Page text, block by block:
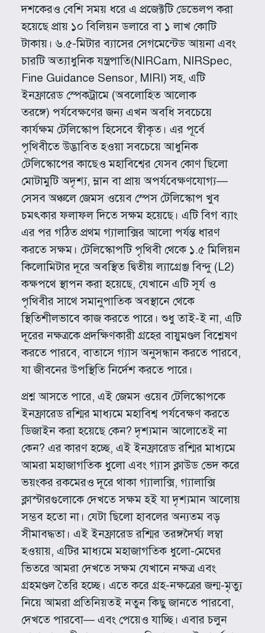
দশকেরও বেশি সময় ধরে এ প্রজেক্টটি ডেভেলপ করা
হয়েছে প্রায় ১০ বিলিয়ন ডলারে বা ১ লাখ কোটি
টাকায়। ৬.৫-মিটার ব্যাসের সেগমেন্টেড আয়না এবং
চারটি অত্যাধুনিক যন্ত্রপাতি(NIRCam, NIRSpec,
Fine Guidance Sensor, MIRI) সহ, এটি
ইনফ্রারেড স্পেকট্রামে (অবলোহিত আলোক
তরঙ্গে) পর্যবেক্ষণের জন্য এখন অবধি সবচেয়ে
কার্যক্ষম টেলিস্কোপ হিসেবে স্বীকৃত। এর পূর্বে
পৃথিবীতে উদ্ভাবিত হওয়া সবচেয়ে আধুনিক
টেলিস্কোপের কাছেও মহাবিশ্বের যেসব কোণ ছিলো
মোটামুটি অদৃশ্য, ম্লান বা প্রায় অপর্যবেক্ষণযোগ্য—
সেসব অঞ্চলে জেমস ওয়েব স্পেস টেলিস্কোপ খুব
চমৎকার ফলাফল দিতে সক্ষম হয়েছে। এটি বিগ ব্যাং
এর পর গঠিত প্রথম গ্যালাক্সির আলো পর্যন্ত ধারণ
করতে সক্ষম। টেলিস্কোপটি পৃথিবী থেকে ১.৫ মিলিয়ন
কিলোমিটার দূরে অবস্থিত দ্বিতীয় ল্যাগ্রেঞ্জ বিন্দু (L2)
কক্ষপথে স্থাপন করা হয়েছে, যেখানে এটি সূর্য ও
পৃথিবীর সাথে সমানুপাতিক অবস্থানে থেকে
স্থিতিশীলভাবে কাজ করতে পারে। শুধু তাই-ই না, এটি
দূরের নক্ষত্রকে প্রদক্ষিণকারী গ্রহের বায়ুমণ্ডল বিশ্লেষণ
করতে পারবে, বাতাসে গ্যাস অনুসন্ধান করতে পারবে,
যা জীবনের উপস্থিতি নির্দেশ করতে পারে।
প্রশ্ন আসতে পারে, এই জেমস ওয়েব টেলিস্কোপকে
ইনফ্রারেড রশ্মির মাধ্যমে মহাবিশ্ব পর্যবেক্ষণ করতে
ডিজাইন করা হয়েছে কেন? দৃশ্যমান আলোতেই না
কেন? এর কারণ হচ্ছে, এই ইনফ্রারেড রশ্মির মাধ্যমে
আমরা মহাজাগতিক ধুলো এবং গ্যাস ক্লাউড ভেদ করে
ভয়ংকর রকমেরও দূরে থাকা গ্যালাক্সি, গ্যালাক্সি
ক্লাস্টারগুলোকে দেখতে সক্ষম হই যা দৃশ্যমান আলোয়
সম্ভব হতো না। যেটা ছিলো হাবলের অন্যতম বড়
সীমাবদ্ধতা। এই ইনফ্রারেড রশ্মির তরঙ্গদৈর্ঘ্য লম্বা
হওয়ায়, এটির মাধ্যমে মহাজাগতিক ধুলো-মেঘের
ভিতরে আমরা দেখতে সক্ষম যেখানে নক্ষত্র এবং
গ্রহমণ্ডল তৈরি হচ্ছে। এতে করে গ্রহ-নক্ষত্রের জন্ম-মৃত্যু
নিয়ে আমরা প্রতিনিয়তই নতুন কিছু জানতে পারবো,
দেখতে পারবো— এবং পেয়েও যাচ্ছি। এবার চলুন